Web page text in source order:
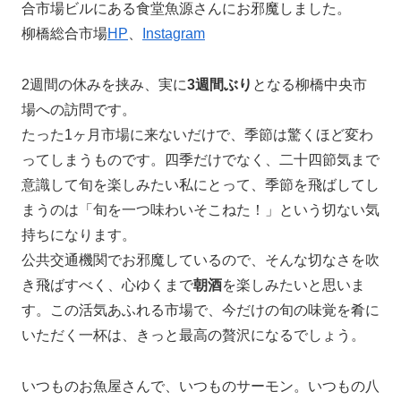
合市場ビルにある食堂魚源さんにお邪魔しました。
柳橋総合市場HP Instagram
2週間の休みを挟み、実に3週間ぶり となる柳橋中央市
場への訪問です。
たった1ヶ月市場に来ないだけで、季節は驚くほど変わ
ってしまうものです。四季だけでなく、二十四節気まで
意識して旬を楽しみたい私にとって、季節を飛ばしてし
まうのは「旬を一つ味わいそこねた！」という切ない気
持ちになります。
公共交通機関でお邪魔しているので、そんな切なさを吹
き飛ばすべく、心ゆくまで朝酒を楽しみたいと思いま
す。この活気あふれる市場で、今だけの旬の味覚を肴に
いただく一杯は、きっと最高の贅沢になるでしょう。
いつものお魚屋さんで、いつものサーモン。いつもの八